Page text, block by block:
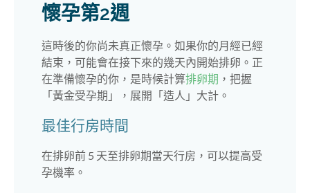
懷孕第2週
這時後的你尚未真正懷孕。如果你的月經已經
結束，可能會在接下來的幾天內開始排卵。正
在準備懷孕的你，是時候計算排卵期 ，把握
「黃金受孕期」，展開「造人」大計。
最佳行房時間
在排卵前 5 天至排卵期當天行房，可以提高受
孕機率。